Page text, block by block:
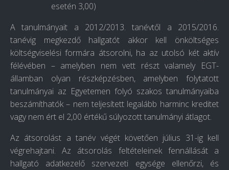
esetén 3,00)
A tanulmányait a 2012/2013. tanévtől a 2015/2016.
tanévig megkezdő hallgatót akkor kell önköltséges
költségviselési formára átsorolni, ha az utolsó két aktív
félévében – amelyben nem vett részt valamely EGT-
államban olyan részképzésben, amelyben folytatott
tanulmányai az Egyetemen folyó szakos tanulmányaiba
beszámíthatók – nem teljesített legalább harminc kreditet
vagy nem ért el 2,00 értékű súlyozott tanulmányi átlagot.
Az átsorolást a tanév végét követően július 31-ig kell
végrehajtani. Az átsorolás feltételeinek fennállását a
hallgató adatkezelő szervezeti egysége ellenőrzi, és